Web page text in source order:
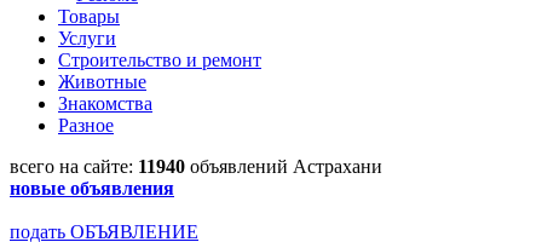
Товары
Услуги
Строительство и ремонт
Животные
Знакомства
Разное
всего на сайте: 11940 объявлений Астрахани
новые объявления
подать ОБЪЯВЛЕНИЕ